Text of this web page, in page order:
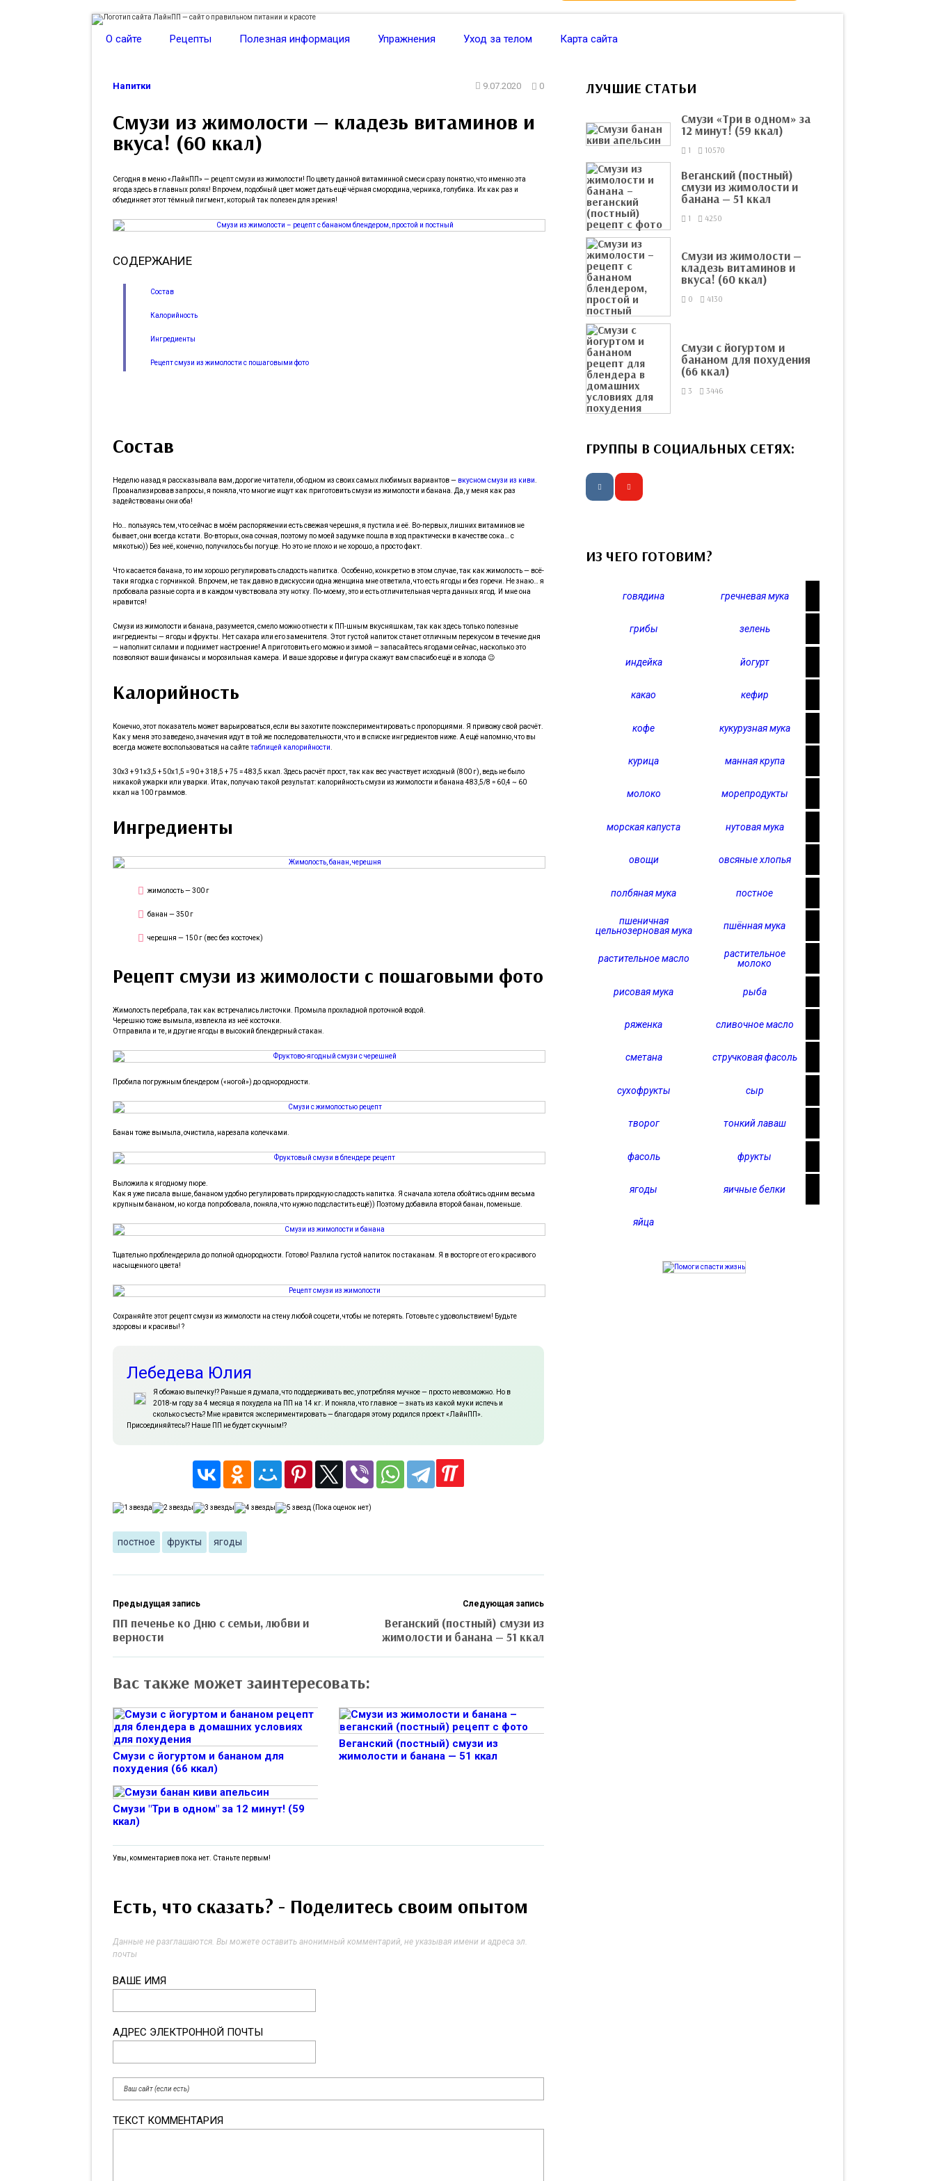
О сайте Рецепты Полезная информация Упражнения Уход за телом Карта сайта
Напитки 0
9.07.2020
Смузи из жимолости — кладезь витаминов и
вкуса! (60 ккал)
Сегодня в меню «ЛайнПП» — рецепт смузи из жимолости! По цвету данной витаминной смеси сразу понятно, что именно эта
ягода здесь в главных ролях! Впрочем, подобный цвет может дать ещё чёрная смородина, черника, голубика. Их как раз и
объединяет этот тёмный пигмент, который так полезен для зрения!
СОДЕРЖАНИЕ
Состав
Калорийность
Ингредиенты
Рецепт смузи из жимолости с пошаговыми фото
Состав
Неделю назад я рассказывала вам, дорогие читатели, об одном из своих самых любимых вариантов — вкусном смузи из киви
Проанализировав запросы, я поняла, что многие ищут как приготовить смузи из жимолости и банана. Да, у меня как раз
задействованы они оба!
Но… пользуясь тем, что сейчас в моём распоряжении есть свежая черешня, я пустила и её. Во-первых, лишних витаминов не
бывает, они всегда кстати. Во-вторых, она сочная, поэтому по моей задумке пошла в ход практически в качестве сока… с
мякотью)) Без неё, конечно, получилось бы погуще. Но это не плохо и не хорошо, а просто факт.
Что касается банана, то им хорошо регулировать сладость напитка. Особенно, конкретно в этом случае, так как жимолость — всё-
таки ягодка с горчинкой. Впрочем, не так давно в дискуссии одна женщина мне ответила, что есть ягоды и без горечи. Не знаю… я
пробовала разные сорта и в каждом чувствовала эту нотку. По-моему, это и есть отличительная черта данных ягод. И мне она
нравится!
Смузи из жимолости и банана, разумеется, смело можно отнести к ПП-шным вкусняшкам, так как здесь только полезные
ингредиенты — ягоды и фрукты. Нет сахара или его заменителя. Этот густой напиток станет отличным перекусом в течение дня
— наполнит силами и поднимет настроение! А приготовить его можно и зимой — запасайтесь ягодами сейчас, насколько это
позволяют ваши финансы и морозильная камера. И ваше здоровье и фигура скажут вам спасибо ещё и в холода 😉
Калорийность
Конечно, этот показатель может варьироваться, если вы захотите поэкспериментировать с пропорциями. Я привожу свой расчёт.
Как у меня это заведено, значения идут в той же последовательности, что и в списке ингредиентов ниже. А ещё напомню, что вы
всегда можете воспользоваться на сайтетаблицей калорийности
30х3 + 91х3,5 + 50х1,5 = 90 + 318,5 + 75 = 483,5 ккал. Здесь расчёт прост, так как вес участвует исходный (800 г), ведь не было
никакой ужарки или уварки. Итак, получаю такой результат: калорийность смузи из жимолости и банана 483,5/8 = 60,4 ~ 60
ккал на 100 граммов.
Ингредиенты
жимолость — 300 г
банан — 350 г
черешня — 150 г (вес без косточек)
Рецепт смузи из жимолости с пошаговыми фото
Жимолость перебрала, так как встречались листочки. Промыла прохладной проточной водой.
Черешню тоже вымыла, извлекла из неё косточки.
Отправила и те, и другие ягоды в высокий блендерный стакан.
Пробила погружным блендером («ногой») до однородности.
Банан тоже вымыла, очистила, нарезала колечками.
Выложила к ягодному пюре.
Как я уже писала выше, бананом удобно регулировать природную сладость напитка. Я сначала хотела обойтись одним весьма
крупным бананом, но когда попробовала, поняла, что нужно подсластить ещё)) Поэтому добавила второй банан, поменьше.
Тщательно проблендерила до полной однородности. Готово! Разлила густой напиток по стаканам. Я в восторге от его красивого
насыщенного цвета!
Сохраняйте этот рецепт смузи из жимолости на стену любой соцсети, чтобы не потерять. Готовьте с удовольствием! Будьте
здоровы и красивы! ?
Лебедева Юлия
Я обожаю выпечку!? Раньше я думала, что поддерживать вес, употребляя мучное — просто невозможно. Но в
2018-м году за 4 месяца я похудела на ПП на 14 кг. И поняла, что главное — знать из какой муки испечь и
сколько съесть? Мне нравится экспериментировать — благодаря этому родился проект «ЛайнПП».
Присоединяйтесь!? Наше ПП не будет скучным!?
(Пока оценок нет)
постное фрукты ягоды
Предыдущая запись
ПП печенье ко Дню с семьи, любви и
верности
Следующая запись
Веганский (постный) смузи из
жимолости и банана — 51 ккал
Вас также может заинтересовать:
Смузи с йогуртом и бананом для
похудения (66 ккал)
Веганский (постный) смузи из
жимолости и банана — 51 ккал
Смузи "Три в одном" за 12 минут! (59
ккал)
Увы, комментариев пока нет. Станьте первым!
Есть, что сказать? - Поделитесь своим опытом
Данные не разглашаются. Вы можете оставить анонимный комментарий, не указывая имени и адреса эл.
почты
ВАШЕ ИМЯ
АДРЕС ЭЛЕКТРОННОЙ ПОЧТЫ
ТЕКСТ КОММЕНТАРИЯ
ЛУЧШИЕ СТАТЬИ
Смузи «Три в одном» за
12 минут! (59 ккал)
1 10570
Веганский (постный)
смузи из жимолости и
банана — 51 ккал
1 4250
Смузи из жимолости —
кладезь витаминов и
вкуса! (60 ккал)
0 4130
Смузи с йогуртом и
бананом для похудения
(66 ккал)
3 3446
ГРУППЫ В СОЦИАЛЬНЫХ СЕТЯХ:
ИЗ ЧЕГО ГОТОВИМ?
говядина гречневая мука
грибы зелень
индейка йогурт
какао кефир
кофе кукурузная мука
курица манная крупа
молоко морепродукты
морская капуста нутовая мука
овощи овсяные хлопья
полбяная мука постное
пшеничная
цельнозерновая мука
пшённая мука
растительное масло
растительное
молоко
рисовая мука рыба
ряженка сливочное масло
сметана стручковая фасоль
сухофрукты сыр
творог тонкий лаваш
фасоль фрукты
ягоды яичные белки
яйца